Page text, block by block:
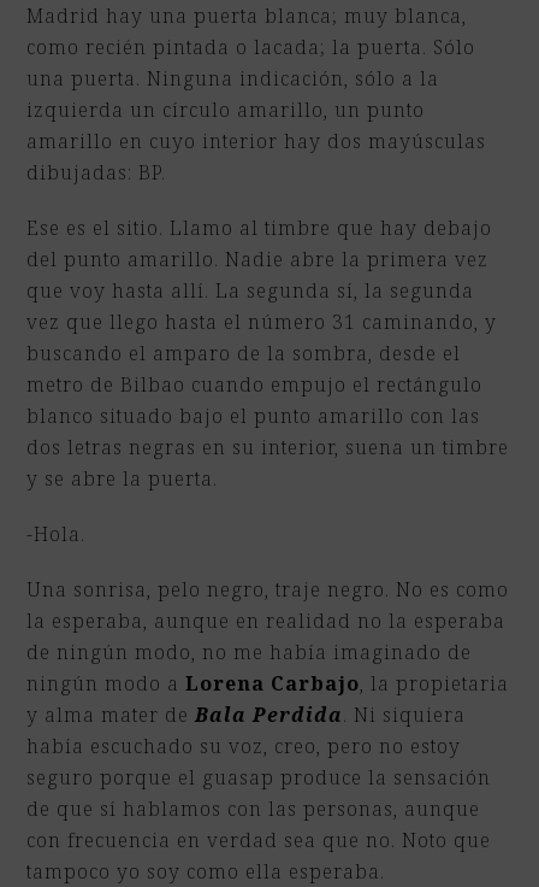
Madrid hay una puerta blanca; muy blanca,
como recién pintada o lacada; la puerta. Sólo
una puerta. Ninguna indicación, sólo a la
izquierda un círculo amarillo, un punto
amarillo en cuyo interior hay dos mayúsculas
dibujadas: BP.
Ese es el sitio. Llamo al timbre que hay debajo
del punto amarillo. Nadie abre la primera vez
que voy hasta allí. La segunda sí, la segunda
vez que llego hasta el número 31 caminando, y
buscando el amparo de la sombra, desde el
metro de Bilbao cuando empujo el rectángulo
blanco situado bajo el punto amarillo con las
dos letras negras en su interior, suena un timbre
y se abre la puerta.
-Hola.
Una sonrisa, pelo negro, traje negro. No es como
la esperaba, aunque en realidad no la esperaba
de ningún modo, no me había imaginado de
ningún modo aLorena Carbajo, la propietaria
y alma mater deBala Perdida. Ni siquiera
había escuchado su voz, creo, pero no estoy
seguro porque el guasap produce la sensación
de que sí hablamos con las personas, aunque
con frecuencia en verdad sea que no. Noto que
tampoco yo soy como ella esperaba.